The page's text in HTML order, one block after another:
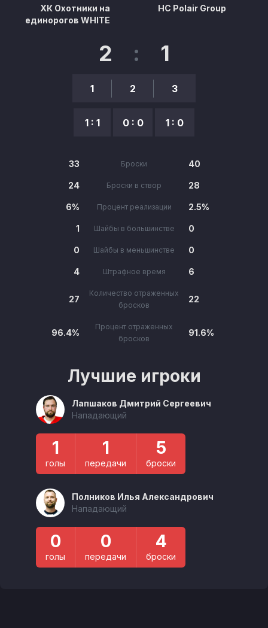
ХК Охотники на
единорогов WHITE
2 : 1
1
1 : 1
2
0 : 0
3
1 : 0
HC Polair Group
33 Броски 40
24 Броски в створ 28
6% Процент реализации 2.5%
1 Шайбы в большинстве 0
0 Шайбы в меньшинстве 0
4 Штрафное время 6
27
Количество отраженных
бросков
22
96.4%
Процент отраженных
бросков
91.6%
Лучшие игроки
Лапшаков Дмитрий Сергеевич
Нападающий
1
голы
1
передачи
5
броски
Полников Илья Александрович
Нападающий
0
голы
0
передачи
4
броски